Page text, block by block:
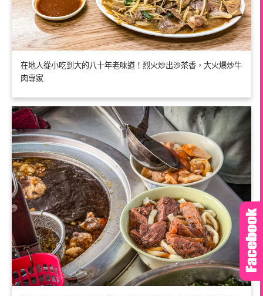
在地人從小吃到大的八十年老味道！烈火炒出沙茶香，大火爆炒牛
肉專家